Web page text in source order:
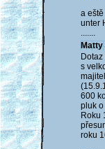
a
unter
.......
Matty
s
600
pluk
Roku
roku